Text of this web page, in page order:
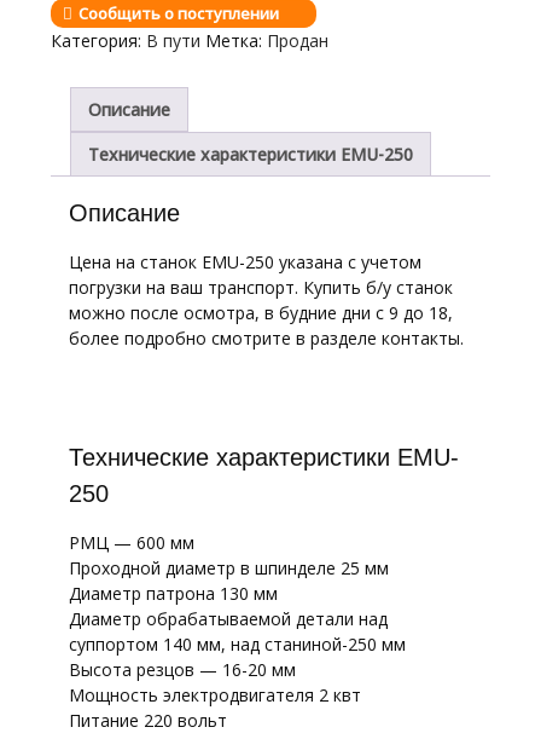
Сообщить о поступлении
Категория: В пути Метка: Продан
Описание
Технические характеристики EMU-250
Описание
Цена на станок EMU-250 указана с учетом
погрузки на ваш транспорт. Купить б/у станок
можно после осмотра, в будние дни с 9 до 18,
более подробно смотрите в разделе контакты.
Технические характеристики EMU-
250
РМЦ — 600 мм
Проходной диаметр в шпинделе 25 мм
Диаметр патрона 130 мм
Диаметр обрабатываемой детали над
суппортом 140 мм, над станиной-250 мм
Высота резцов — 16-20 мм
Мощность электродвигателя 2 квт
Питание 220 вольт